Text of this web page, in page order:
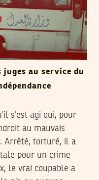
juges au service du
s’est agi qui, pour
au mauvais
Arrêté, torturé, il a
pour un crime
le vrai coupable a